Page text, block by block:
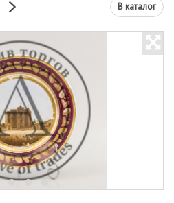
В каталог